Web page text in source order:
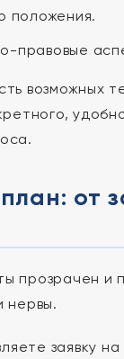
положения.
правовые
возможных
от
прозрачен и
нервы.
заявку